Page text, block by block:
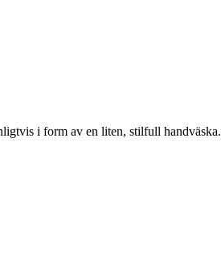
i form av en liten, stilfull handväska.